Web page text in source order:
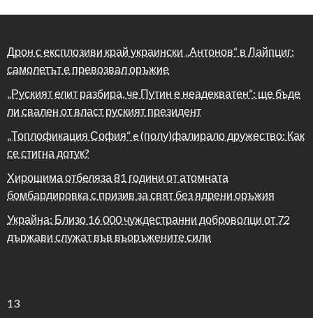
Дрон с експлозиви край украински „Антонов“ в Лайпциг:
самолетът е превозвал оръжие
„Руският елит разбира, че Путин е неадекватен“: ще бъде
ли свален от власт руският президент
„Топлофикация София“ e (полу)фалирало дружество: Как
се стигна дотук?
Хирошима отбеляза 81 години от атомната
бомбардировка с призив за свят без ядрени оръжия
Украйна: Близо 16 000 чуждестранни доброволци от 72
държави служат във въоръжените сили
13